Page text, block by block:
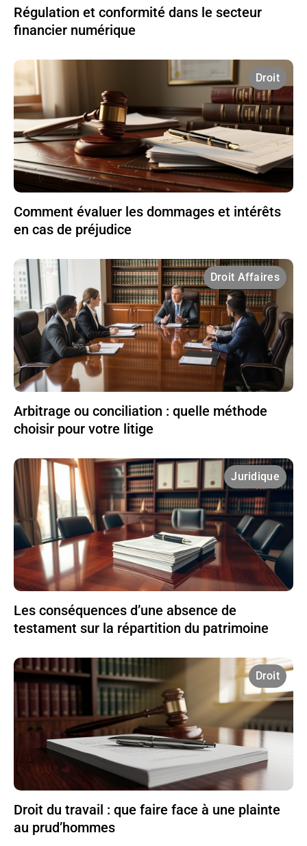
Régulation et conformité dans le secteur
financier numérique
Droit
Comment évaluer les dommages et intérêts
en cas de préjudice
Droit Affaires
Arbitrage ou conciliation : quelle méthode
choisir pour votre litige
Juridique
Les conséquences d’une absence de
testament sur la répartition du patrimoine
Droit
Droit du travail : que faire face à une plainte
au prud’hommes